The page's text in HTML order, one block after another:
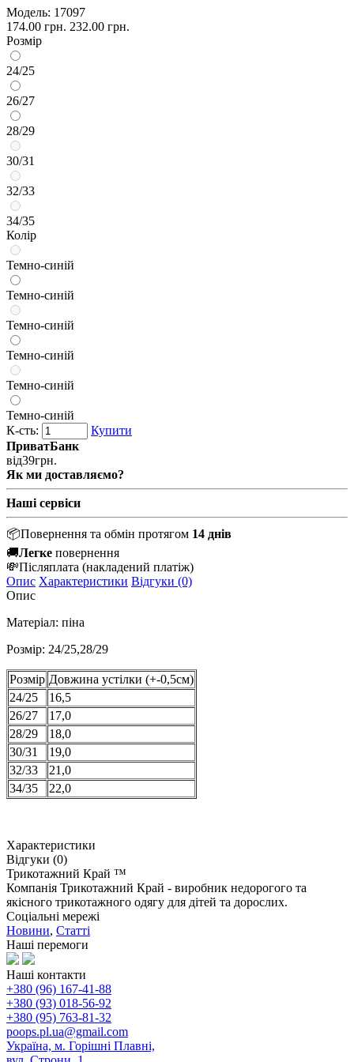
Модель: 17097
174.00 грн. 232.00 грн.
Розмір
24/25
26/27
28/29
30/31
32/33
34/35
Колір
Темно-синій
Темно-синій
Темно-синій
Темно-синій
Темно-синій
Темно-синій
К-сть:
Купити
ПриватБанк
від39грн.
Як ми доставляємо?
Наші сервіси
📦Повернення та обмін протягом 14 днів
🚚Легке повернення
💸Післяплата (накладений платіж)
Опис Характеристики Відгуки (0)
Опис
Матеріал: піна
Розмір: 24/25,28/29
Розмір Довжина устілки (+-0,5см)
24/25
16,5
26/27
17,0
28/29
18,0
30/31
19,0
32/33
21,0
34/35
22,0
Характеристики
Відгуки (0)
Трикотажний Край ™
Компанія Трикотажний Край - виробник недорогого та
якісного трикотажного одягу для дітей та дорослих.
Соціальні мережі
Новини, Статті
Наші перемоги
Наші контакти
+380 (96) 167-41-88
+380 (93) 018-56-92
+380 (95) 763-81-32
poops.pl.ua@gmail.com
Україна, м. Горішні Плавні,